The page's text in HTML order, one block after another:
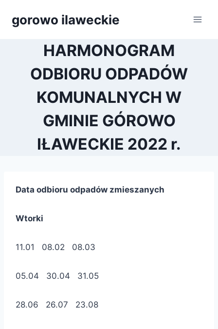
gorowo ilaweckie
HARMONOGRAM
ODBIORU ODPADÓW
KOMUNALNYCH W
GMINIE GÓROWO
IŁAWECKIE 2022 r.
Data odbioru odpadów zmieszanych
Wtorki
11.01 08.02 08.03
05.04 30.04 31.05
28.06 26.07 23.08